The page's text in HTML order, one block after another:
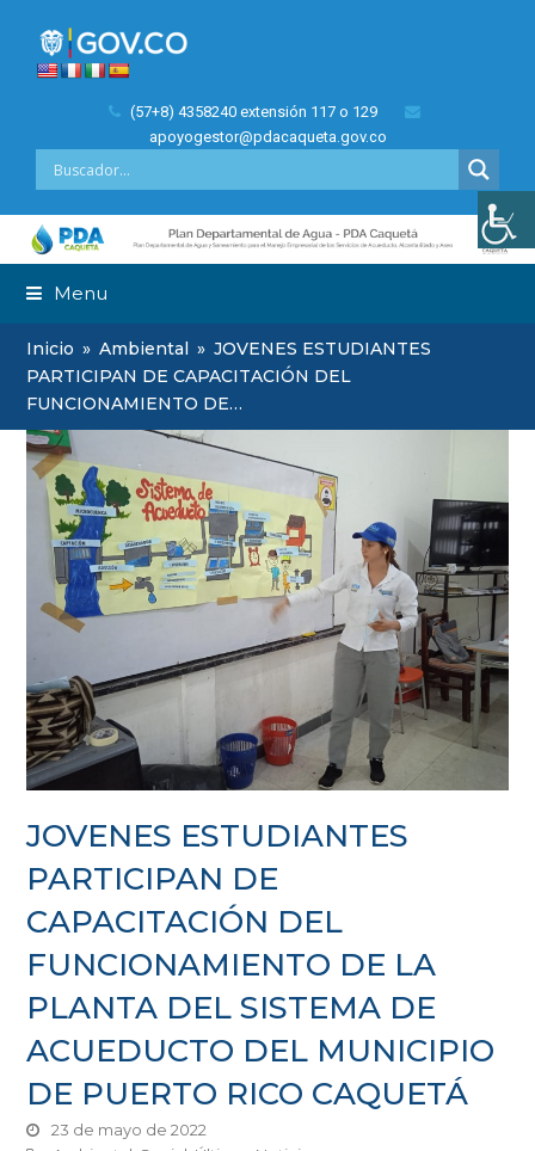
(57+8) 4358240 extensión 117 o 129
apoyogestor@pdacaqueta.gov.co
Menu
Inicio » Ambiental » JOVENES ESTUDIANTES
PARTICIPAN DE CAPACITACIÓN DEL
FUNCIONAMIENTO DE…
JOVENES ESTUDIANTES
PARTICIPAN DE
CAPACITACIÓN DEL
FUNCIONAMIENTO DE LA
PLANTA DEL SISTEMA DE
ACUEDUCTO DEL MUNICIPIO
DE PUERTO RICO CAQUETÁ
23 de mayo de 2022